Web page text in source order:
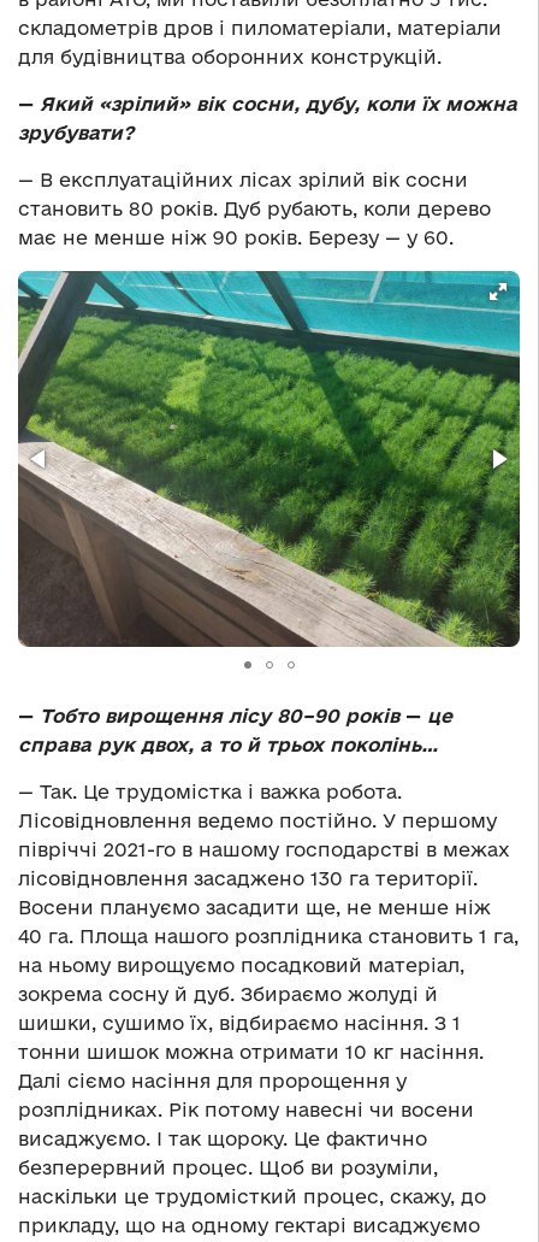
складометрів дров і пиломатеріали, матеріали
для будівництва оборонних конструкцій.
— Який «зрілий» вік сосни, дубу, коли їх можна
зрубувати?
— В експлуатаційних лісах зрілий вік сосни
становить 80 років. Дуб рубають, коли дерево
має не менше ніж 90 років. Березу — у 60.
— Тобто вирощення лісу 80–90 років — це
справа рук двох, а то й трьох поколінь…
— Так. Це трудомістка і важка робота.
Лісовідновлення ведемо постійно. У першому
півріччі 2021-го в нашому господарстві в межах
лісовідновлення засаджено 130 га території.
Восени плануємо засадити ще, не менше ніж
40 га. Площа нашого розплідника становить 1 га,
на ньому вирощуємо посадковий матеріал,
зокрема сосну й дуб. Збираємо жолуді й
шишки, сушимо їх, відбираємо насіння. З 1
тонни шишок можна отримати 10 кг насіння.
Далі сіємо насіння для пророщення у
розплідниках. Рік потому навесні чи восени
висаджуємо. І так щороку. Це фактично
безперервний процес. Щоб ви розуміли,
наскільки це трудомісткий процес, скажу, до
прикладу, що на одному гектарі висаджуємо